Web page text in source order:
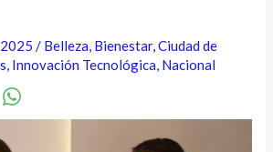
2025/ Belleza, Bienestar,Ciudad de
, Innovación Tecnológica, Nacional